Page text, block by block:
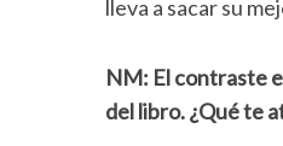
lleva a sacar su
NM: El contraste
del libro. ¿Qué te